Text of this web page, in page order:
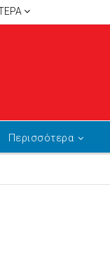
Περισσότερα